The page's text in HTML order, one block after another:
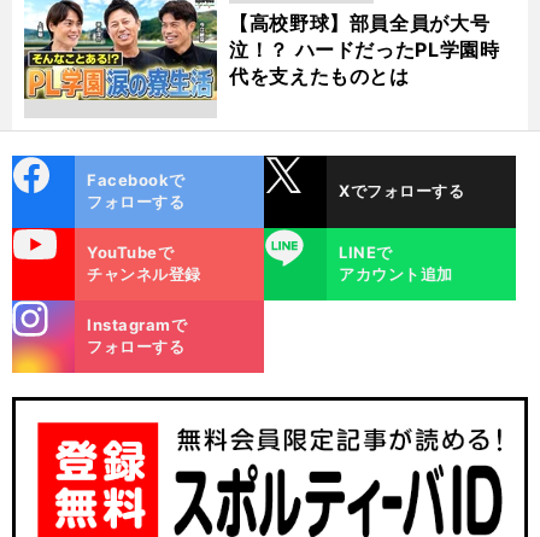
【高校野球】部員全員が大号
泣！？ ハードだったPL学園時
代を支えたものとは
動画
ok
Facebookで
フォローする
Xでフォローする
YouTubeで
チャンネル登録
LINE
LINEで
アカウント追加
m
Instagramで
フォローする